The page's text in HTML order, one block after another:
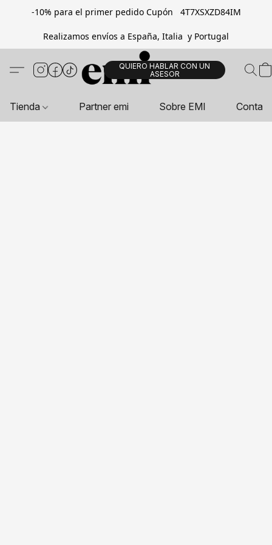
-10% para el primer pedido Cupón 4T7XSXZD84IM
Realizamos envíos a España, Italia y Portugal
QUIERO HABLAR CON UN
ASESOR
Tienda Partner emi Sobre EMI